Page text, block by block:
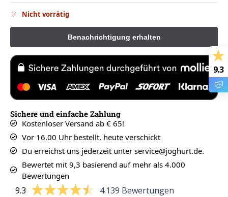
Nicht vorrätig
Sichere und einfache Zahlung
Kostenloser Versand ab € 65!
Vor 16.00 Uhr bestellt, heute verschickt
Du erreichst uns jederzeit unter service@joghurt.de.
Bewertet mit 9,3 basierend auf mehr als 4.000
Bewertungen
9.3 4.139 Bewertungen
9.3